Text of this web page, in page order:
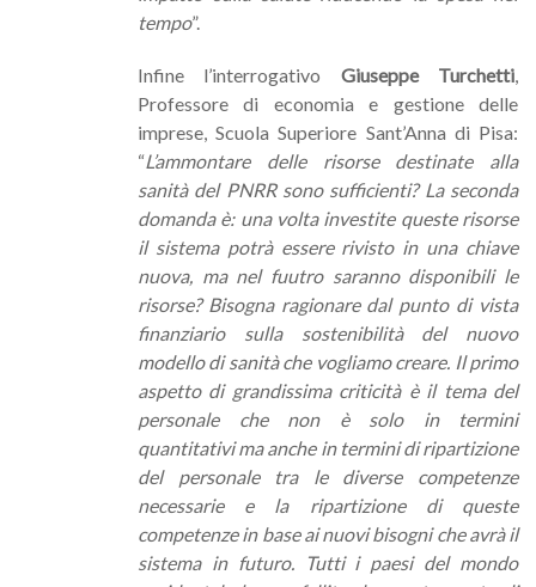
tempo”.
Infine l’interrogativo Giuseppe Turchetti,
Professore di economia e gestione delle
imprese, Scuola Superiore Sant’Anna di Pisa:
“L’ammontare delle risorse destinate alla
sanità del PNRR sono sufficienti? La seconda
domanda è: una volta investite queste risorse
il sistema potrà essere rivisto in una chiave
nuova, ma nel fuutro saranno disponibili le
risorse? Bisogna ragionare dal punto di vista
finanziario sulla sostenibilità del nuovo
modello di sanità che vogliamo creare. Il primo
aspetto di grandissima criticità è il tema del
personale che non è solo in termini
quantitativi ma anche in termini di ripartizione
del personale tra le diverse competenze
necessarie e la ripartizione di queste
competenze in base ai nuovi bisogni che avrà il
sistema in futuro. Tutti i paesi del mondo